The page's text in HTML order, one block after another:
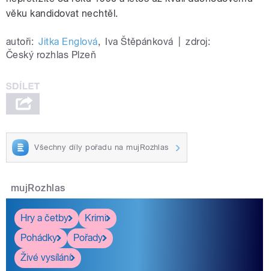
věku kandidovat nechtěl.
autoři: Jitka Englová, Iva Štěpánková
zdroj:
Český rozhlas Plzeň
Všechny díly pořadu na mujRozhlas
mujRozhlas
Hry a četby
Krimi
Pohádky
Pořady
Živé vysílání